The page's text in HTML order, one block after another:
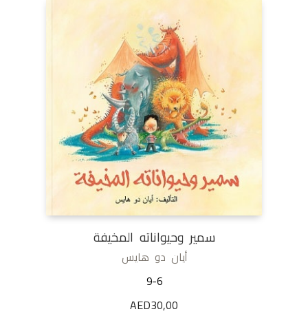
سمير وحيواناته المخيفة
أيان دو هايس
9-6
AED30,00